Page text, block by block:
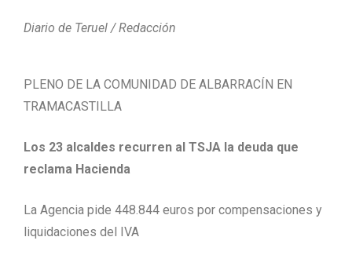
Diario de Teruel / Redacción
PLENO DE LA COMUNIDAD DE ALBARRACÍN EN
TRAMACASTILLA
Los 23 alcaldes recurren al TSJA la deuda que
reclama Hacienda
La Agencia pide 448.844 euros por compensaciones y
liquidaciones del IVA